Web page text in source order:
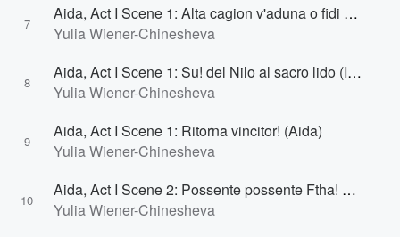
7
Aida, Act I Scene 1: Alta cagion v'aduna o fidi egizii (Il Re, Messaggero, Aida, Radames, Amneris, Ministri, Capitan)
Yulia Wiener-Chinesheva
8
Aida, Act I Scene 1: Su! del Nilo al sacro lido (Il Re, Ramfis, Ministri, Capitani, Aida, Radames, Amneris, Sacerdoti, Messaggero)
Yulia Wiener-Chinesheva
9
Aida, Act I Scene 1: Ritorna vincitor! (Aida)
Yulia Wiener-Chinesheva
10
Aida, Act I Scene 2: Possente possente Ftha! … Tu che dal nulla hai tratto (Sacerdotessa, Ramfis, Sacerdoti, Sacersotesse)
Yulia Wiener-Chinesheva